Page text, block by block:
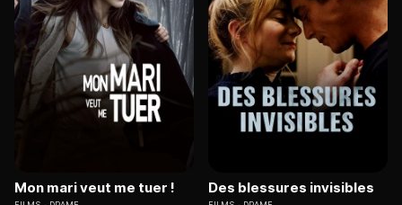
Mon mari veut me tuer ! Des blessures invisibles